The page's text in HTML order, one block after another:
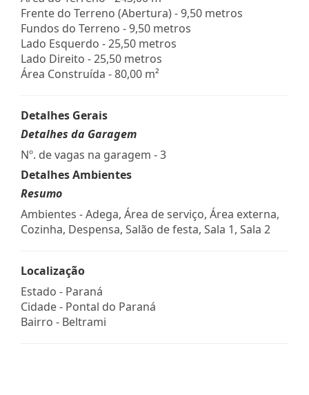
Frente do Terreno (Abertura) - 9,50 metros
Fundos do Terreno - 9,50 metros
Lado Esquerdo - 25,50 metros
Lado Direito - 25,50 metros
Área Construída - 80,00 m²
Detalhes Gerais
Detalhes da Garagem
Nº. de vagas na garagem - 3
Detalhes Ambientes
Resumo
Ambientes - Adega, Área de serviço, Área externa,
Cozinha, Despensa, Salão de festa, Sala 1, Sala 2
Localização
Estado - Paraná
Cidade - Pontal do Paraná
Bairro - Beltrami